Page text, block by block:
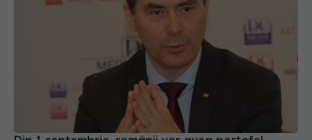
Din 1 septembrie, românii vor avea portofel
digital de sănătate. Ce este "E-Sănătatea Mea" și
ce beneficii aduce pacienților